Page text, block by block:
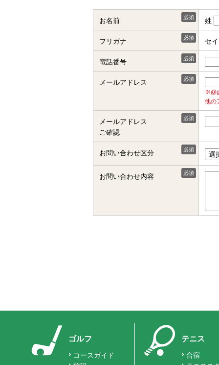
お名前 必須 姓
フリガナ 必須 セ
電話番号 必須
メールアドレス 必須
他の
メールアドレス
ご確認
必須
お問い合わせ区分 必須
お問い合わせ内容 必須
ゴルフ
コースガイド
テニス
合宿